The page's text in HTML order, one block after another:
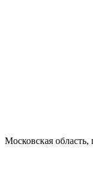
Московская область,